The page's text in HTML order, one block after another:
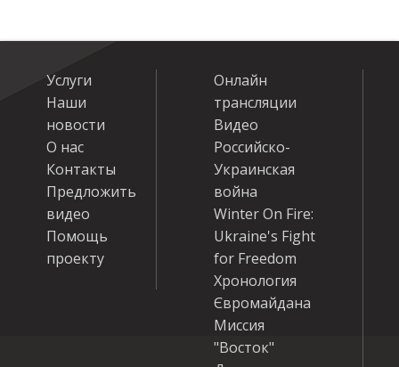
Услуги
Наши
новости
О нас
Контакты
Предложить
видео
Помощь
проекту
Онлайн
трансляции
Видео
Российско-
Украинская
война
Winter On Fire:
Ukraine's Fight
for Freedom
Хронология
Євромайдана
Миссия
"Восток"